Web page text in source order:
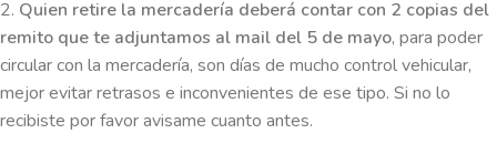
2. Quien retire la mercadería deberá contar con 2 copias del
remito que te adjuntamos al mail del 5 de mayo, para poder
circular con la mercadería, son días de mucho control vehicular,
mejor evitar retrasos e inconvenientes de ese tipo. Si no lo
recibiste por favor avisame cuanto antes.